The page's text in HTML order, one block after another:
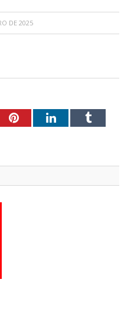
DE 2025
PinterestLinkedInTumblr